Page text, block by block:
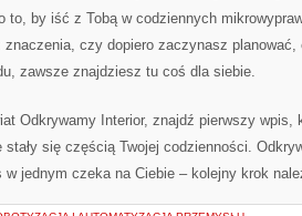
to, by iść z Tobą w codziennych
czy dopiero zaczynasz
zawsze znajdziesz tu coś dla siebie.
Odkrywamy Interior, znajdź pierwszy wpis,
stały się częścią Twojej codzienności.
w jednym czeka na Ciebie – kolejny krok